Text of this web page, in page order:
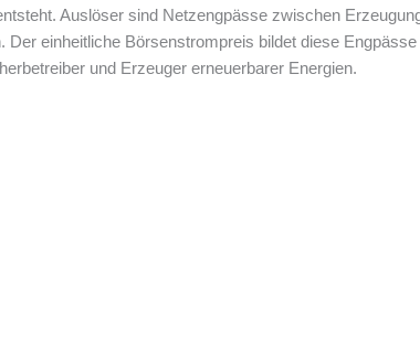
Auslöser sind Netzengpässe zwischen
einheitliche Börsenstrompreis bildet diese
und Erzeuger erneuerbarer Energien.